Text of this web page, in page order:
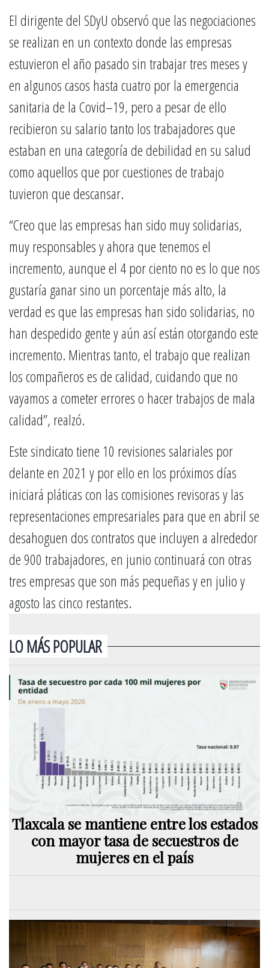
El dirigente del SDyU observó que las negociaciones
se realizan en un contexto donde las empresas
estuvieron el año pasado sin trabajar tres meses y
en algunos casos hasta cuatro por la emergencia
sanitaria de la Covid–19, pero a pesar de ello
recibieron su salario tanto los trabajadores que
estaban en una categoría de debilidad en su salud
como aquellos que por cuestiones de trabajo
tuvieron que descansar.
“Creo que las empresas han sido muy solidarias,
muy responsables y ahora que tenemos el
incremento, aunque el 4 por ciento no es lo que nos
gustaría ganar sino un porcentaje más alto, la
verdad es que las empresas han sido solidarias, no
han despedido gente y aún así están otorgando este
incremento. Mientras tanto, el trabajo que realizan
los compañeros es de calidad, cuidando que no
vayamos a cometer errores o hacer trabajos de mala
calidad”, realzó.
Este sindicato tiene 10 revisiones salariales por
delante en 2021 y por ello en los próximos días
iniciará pláticas con las comisiones revisoras y las
representaciones empresariales para que en abril se
desahoguen dos contratos que incluyen a alrededor
de 900 trabajadores, en junio continuará con otras
tres empresas que son más pequeñas y en julio y
agosto las cinco restantes.
LO MÁS POPULAR
Tlaxcala se mantiene entre los estados
con mayor tasa de secuestros de
mujeres en el país